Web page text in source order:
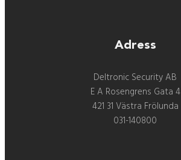
Adress
Deltronic Security AB
E A Rosengrens Gata 4
421 31 Västra Frölunda
031-140800